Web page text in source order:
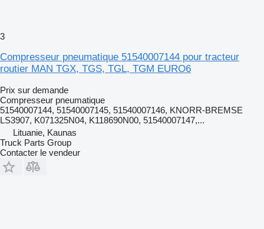
3
Compresseur pneumatique 51540007144 pour tracteur
routier MAN TGX, TGS, TGL, TGM EURO6
Prix sur demande
Compresseur pneumatique
51540007144, 51540007145, 51540007146, KNORR-BREMSE
LS3907, K071325N04, K118690N00, 51540007147,...
Lituanie, Kaunas
Truck Parts Group
Contacter le vendeur